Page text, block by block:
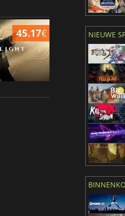
45.17€
Baldur's Gate 3
NIEUWE